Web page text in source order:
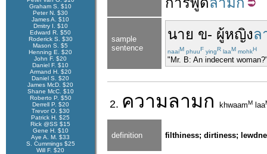
Graham S. $10
Peter N. $30
James A. $10
Dmitry I. $10
Edward R. $50
Roderick S. $30
Mason S. $5
Henning E. $20
John F. $20
Daniel F. $10
Armand H. $20
Daniel S. $20
James McD. $20
Shane McC. $10
Roberto P. $50
Derrell P. $20
Trevor O. $30
Patrick H. $25
Rick @SS $15
Gene H. $10
Aye A. M. $33
S. Cummings $25
Will F. $20
sample
sentence
นาย ข- ผู้หญิงล
naaiM phuuF yingR laaM mohkH
"Mr. B: An indecent
2. ความลามก khwaamM laa
definition filthiness; dirtiness;